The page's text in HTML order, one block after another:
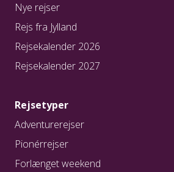
Nye rejser
Rejs fra Jylland
Rejsekalender 2026
Rejsekalender 2027
Rejsetyper
Adventurerejser
Pionérrejser
Forlænget weekend